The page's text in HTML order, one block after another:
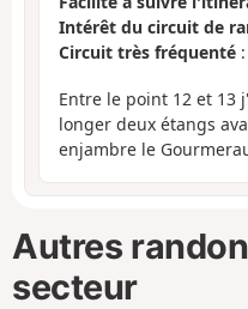
Intérêt du circuit de
Circuit très fréquenté
Entre le point 12 et 13
longer deux étangs
enjambre le
Autres
secteur